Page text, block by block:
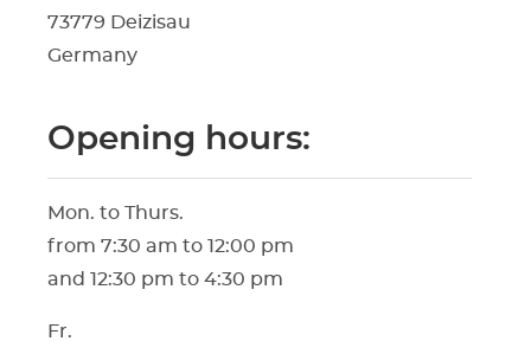
73779 Deizisau
Germany
Opening hours:
Mon. to Thurs.
from 7:30 am to 12:00 pm
and 12:30 pm to 4:30 pm
Fr.